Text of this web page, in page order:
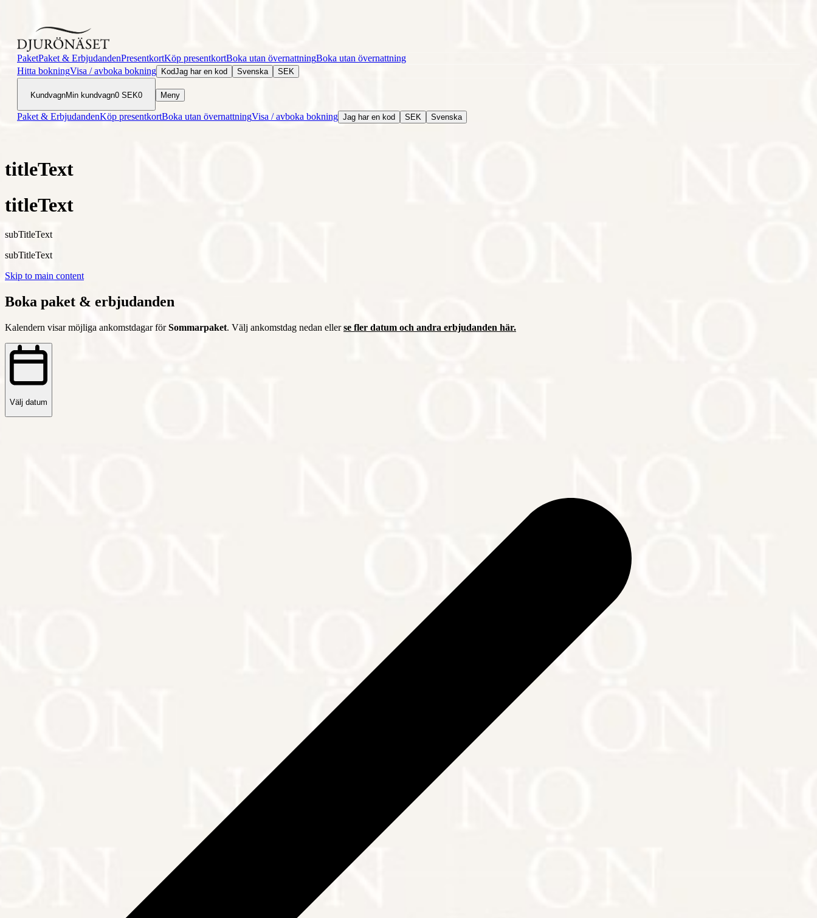
PaketPaket & ErbjudandenPresentkortKöp presentkortBoka utan övernattningBoka utan övernattning
Hitta bokningVisa / avboka bokning KodJag har en kod Svenska SEK
KundvagnMin kundvagn0 SEK0 Meny
Paket & ErbjudandenKöp presentkortBoka utan övernattningVisa / avboka bokning Jag har en kod SEK Svenska
titleText
titleText
subTitleText
subTitleText
Skip to main content
Boka paket & erbjudanden
Kalendern visar möjliga ankomstdagar förSommarpaket. Välj ankomstdag nedan ellerse fler datum och andra erbjudanden här.
Välj datum